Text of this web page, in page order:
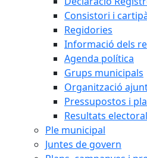
Consistori i
Regidories
Informació dels
Agenda política
Grups municipals
Organització
Pressupostos i
Resultats
Ple municipal
Juntes de govern